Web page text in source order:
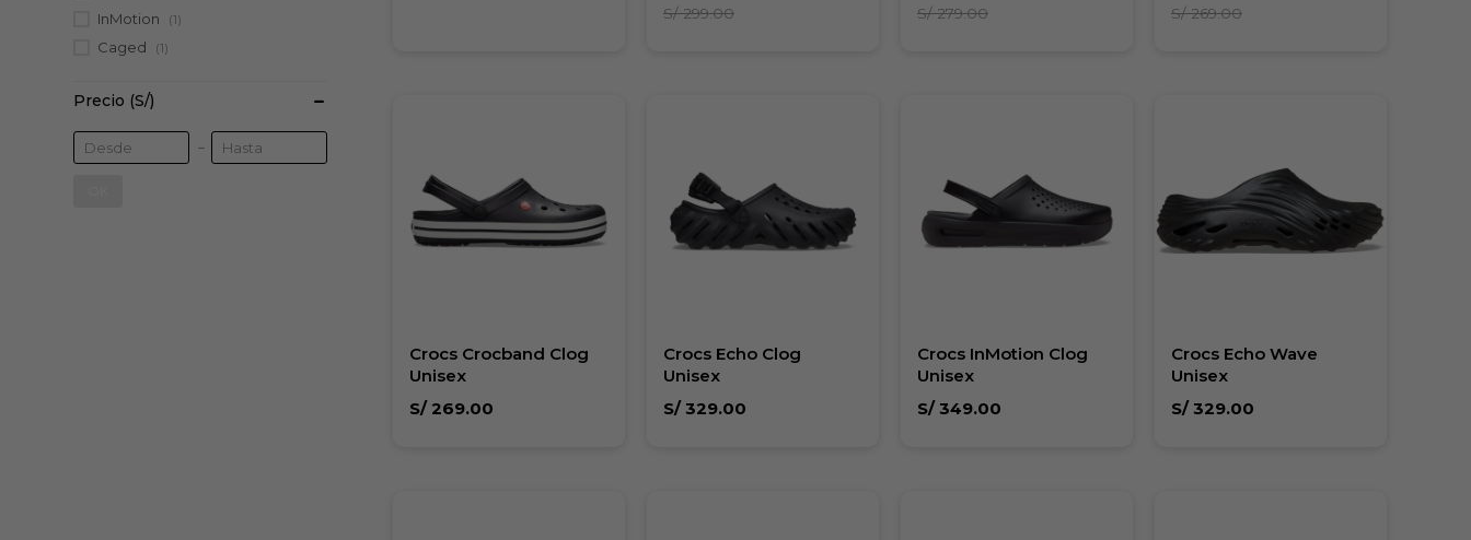
S/ 299.00 S/ 279.00 S/ 269.00
Crocs Crocband Clog
Unisex
S/ 269.00
Crocs Echo Clog
Unisex
S/ 329.00
Crocs InMotion Clog
Unisex
S/ 349.00
Crocs Echo Wave
Unisex
S/ 329.00
Precio (S/)
InMotion (1)
Caged (1)